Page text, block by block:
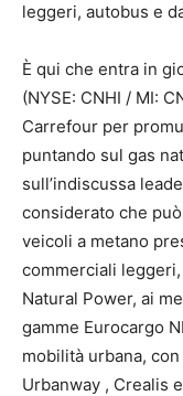
leggeri, autobus e
​È qui che entra in
(NYSE: CNHI / MI:
Carrefour per
puntando sul gas
sull’indiscussa
considerato che
veicoli a metano
commerciali
Natural Power, ai
gamme Eurocargo
mobilità urbana,
Urbanway , Crealis